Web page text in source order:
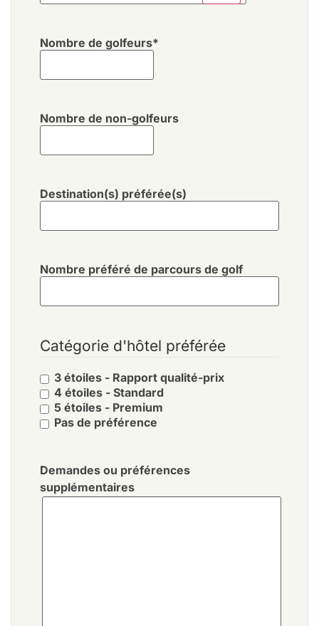
Nombre de golfeurs*
Nombre de non-golfeurs
Destination(s) préférée(s)
Nombre préféré de parcours de golf
Catégorie d'hôtel préférée
3 étoiles - Rapport qualité-prix
4 étoiles - Standard
5 étoiles - Premium
Pas de préférence
Demandes ou préférences
supplémentaires